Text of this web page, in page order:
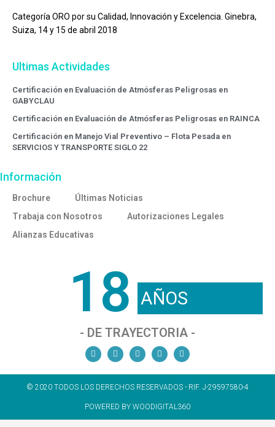
Categoría ORO por su Calidad, Innovación y Excelencia. Ginebra,
Suiza, 14 y 15 de abril 2018
Ultimas Actividades
Certificación en Evaluación de Atmósferas Peligrosas en
GABYCLAU
Certificación en Evaluación de Atmósferas Peligrosas en RAINCA
Certificación en Manejo Vial Preventivo – Flota Pesada en
SERVICIOS Y TRANSPORTE SIGLO 22
Información
Brochure
Últimas Noticias
Trabaja con Nosotros
Autorizaciones Legales
Alianzas Educativas
18 AÑOS
- DE TRAYECTORIA -
© 2020 TODOS LOS DERECHOS RESERVADOS - RIF. J-29597580-4
POWERED BY WOODIGITAL360